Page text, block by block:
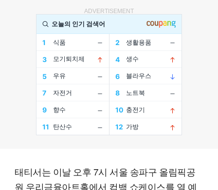
ADVERTISEMENT
태티서는 이날 오후 7시 서울 송파구 올림픽공
원 우리금융아트홀에서 컴백 쇼케이스를 열 예